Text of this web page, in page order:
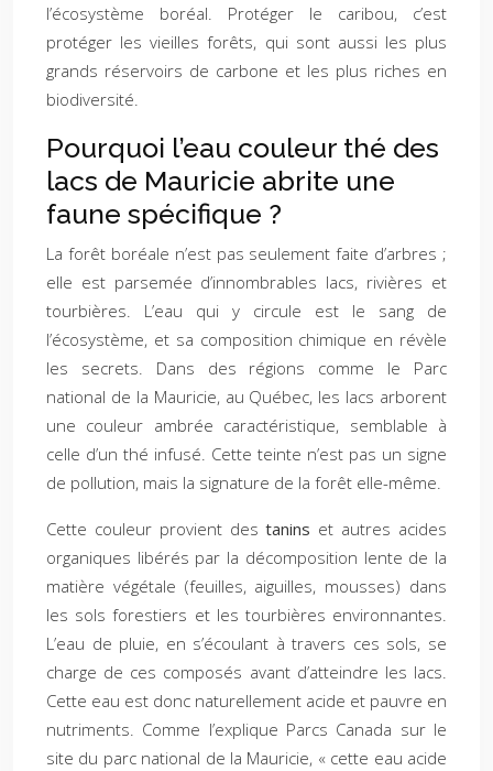
l’écosystème boréal. Protéger le caribou, c’est
protéger les vieilles forêts, qui sont aussi les plus
grands réservoirs de carbone et les plus riches en
biodiversité.
Pourquoi l’eau couleur thé des
lacs de Mauricie abrite une
faune spécifique ?
La forêt boréale n’est pas seulement faite d’arbres ;
elle est parsemée d’innombrables lacs, rivières et
tourbières. L’eau qui y circule est le sang de
l’écosystème, et sa composition chimique en révèle
les secrets. Dans des régions comme le Parc
national de la Mauricie, au Québec, les lacs arborent
une couleur ambrée caractéristique, semblable à
celle d’un thé infusé. Cette teinte n’est pas un signe
de pollution, mais la signature de la forêt elle-même.
Cette couleur provient destanins et autres acides
organiques libérés par la décomposition lente de la
matière végétale (feuilles, aiguilles, mousses) dans
les sols forestiers et les tourbières environnantes.
L’eau de pluie, en s’écoulant à travers ces sols, se
charge de ces composés avant d’atteindre les lacs.
Cette eau est donc naturellement acide et pauvre en
nutriments. Comme l’explique Parcs Canada sur le
site du parc national de la Mauricie, « cette eau acide